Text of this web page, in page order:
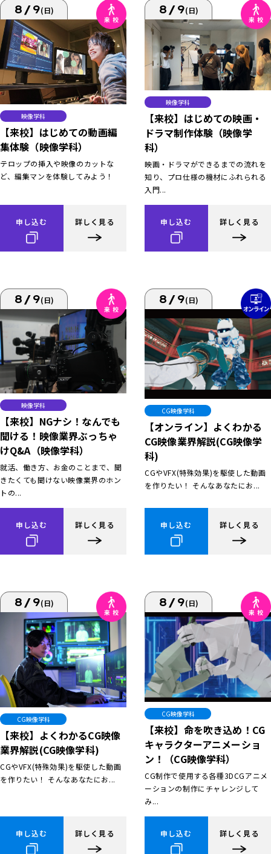
8/9(日)
映像学科
【来校】はじめての動画編
集体験（映像学科）
テロップの挿入や映像のカットな
ど、編集マンを体験してみよう！
申し込む 詳しく見る
8/9(日)
映像学科
【来校】はじめての映画・
ドラマ制作体験（映像学
科）
映画・ドラマができるまでの流れを
知り、プロ仕様の機材にふれられる
入門...
申し込む 詳しく見る
8/9(日)
映像学科
【来校】NGナシ！なんでも
聞ける！映像業界ぶっちゃ
けQ&A（映像学科）
就活、働き方、お金のことまで、聞
きたくても聞けない映像業界のホン
トの...
申し込む 詳しく見る
8/9(日)
CG映像学科
【オンライン】よくわかる
CG映像業界解説(CG映像学
科)
CGやVFX(特殊効果)を駆使した動画
を作りたい！ そんなあなたにお...
申し込む 詳しく見る
8/9(日)
CG映像学科
【来校】よくわかるCG映像
業界解説(CG映像学科)
CGやVFX(特殊効果)を駆使した動画
を作りたい！ そんなあなたにお...
申し込む 詳しく見る
8/9(日)
CG映像学科
【来校】命を吹き込め！CG
キャラクターアニメーショ
ン！（CG映像学科）
CG制作で使用する各種3DCGアニメ
ーションの制作にチャレンジして
み...
申し込む 詳しく見る